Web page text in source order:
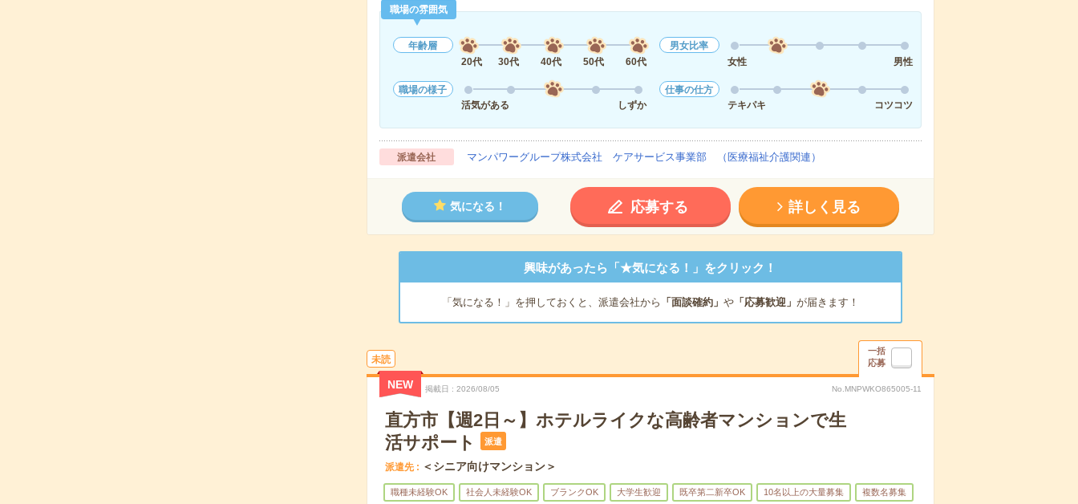
職場の雰囲気
年齢層
20代
30代 40代 50代 60代
男女比率
女性
男性
職場の様子
活気がある
しずか
仕事の仕方
テキパキ
コツコツ
派遣会社 マンパワーグループ株式会社 ケアサービス事業部 （医療福祉介護関連）
気になる！ 応募する 詳しく見る
興味があったら「★気になる！」をクリック！
「気になる！」を押しておくと、派遣会社から 「面談確約」 や「応募歓迎」 が届きます！
未読
一括
応募
NEW 掲載日 2026/08/05 No.MNPWKO865005-11
直方市【週2日～】ホテルライクな高齢者マンションで生
活サポート
派遣
派遣先 ＜シニア向けマンション＞
職種未経験OK 社会人未経験OK ブランクOK 大学生歓迎 既卒第二新卒OK 10名以上の大量募集 複数名募集